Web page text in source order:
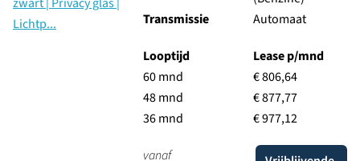
Transmissie
Automaat
Looptijd
60 mnd
48 mnd
36 mnd
Lease p/mnd
€ 806,64
€ 877,77
€ 977,12
vanaf